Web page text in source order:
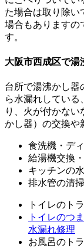
た場合は取り除い
場合もありますの
す。
大阪市西成区で湯
台所で湯沸かし器
ら水漏れしている
り、火が付かな
かし器）の交換や
食洗機・デ
給湯機交換
キッチンの
排水管の清
トイレのト
トイレのつ
水漏れ修理
お風呂のト